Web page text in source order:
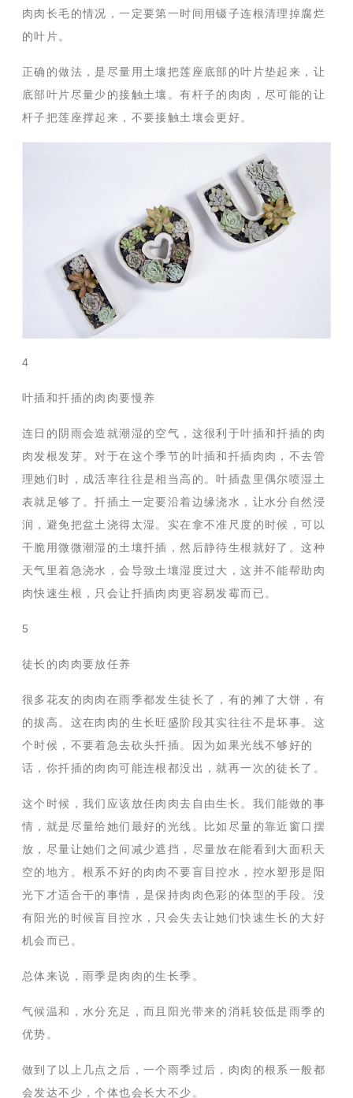
肉肉长毛的情况，一定要第一时间用镊子连根清理掉腐烂
的叶片。
正确的做法，是尽量用土壤把莲座底部的叶片垫起来，让
底部叶片尽量少的接触土壤。有杆子的肉肉，尽可能的让
杆子把莲座撑起来，不要接触土壤会更好。
4
叶插和扦插的肉肉要慢养
连日的阴雨会造就潮湿的空气，这很利于叶插和扦插的肉
肉发根发芽。对于在这个季节的叶插和扦插肉肉，不去管
理她们时，成活率往往是相当高的。叶插盘里偶尔喷湿土
表就足够了。扦插土一定要沿着边缘浇水，让水分自然浸
润，避免把盆土浇得太湿。实在拿不准尺度的时候，可以
干脆用微微潮湿的土壤扦插，然后静待生根就好了。这种
天气里着急浇水，会导致土壤湿度过大，这并不能帮助肉
肉快速生根，只会让扦插肉肉更容易发霉而已。
5
徒长的肉肉要放任养
很多花友的肉肉在雨季都发生徒长了，有的摊了大饼，有
的拔高。这在肉肉的生长旺盛阶段其实往往不是坏事。这
个时候，不要着急去砍头扦插。因为如果光线不够好的
话，你扦插的肉肉可能连根都没出，就再一次的徒长了。
这个时候，我们应该放任肉肉去自由生长。我们能做的事
情，就是尽量给她们最好的光线。比如尽量的靠近窗口摆
放，尽量让她们之间减少遮挡，尽量放在能看到大面积天
空的地方。根系不好的肉肉不要盲目控水，控水塑形是阳
光下才适合干的事情，是保持肉肉色彩的体型的手段。没
有阳光的时候盲目控水，只会失去让她们快速生长的大好
机会而已。
总体来说，雨季是肉肉的生长季。
气候温和，水分充足，而且阳光带来的消耗较低是雨季的
优势。
做到了以上几点之后，一个雨季过后，肉肉的根系一般都
会发达不少，个体也会长大不少。